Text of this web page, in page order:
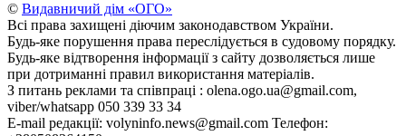
© Видавничий дім «ОГО»
Всі права захищені діючим законодавством України.
Будь-яке порушення права переслідується в судовому порядку.
Будь-яке відтворення інформації з сайту дозволяється лише
при дотриманні правил використання матеріалів.
З питань реклами та співпраці : olena.ogo.ua@gmail.com,
viber/whatsapp 050 339 33 34
E-mail редакції: volyninfo.news@gmail.com Телефон: